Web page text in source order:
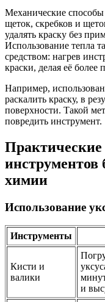
Механические
щеток, скребков и
удалять краску без
Использование тепла
средством: нагрев
краски, делая её более
Например,
раскалить краску, в
поверхности. Такой
повредить инструмент.
инструментов
химии
Использование
Инструменты
Кисти и
валики
и